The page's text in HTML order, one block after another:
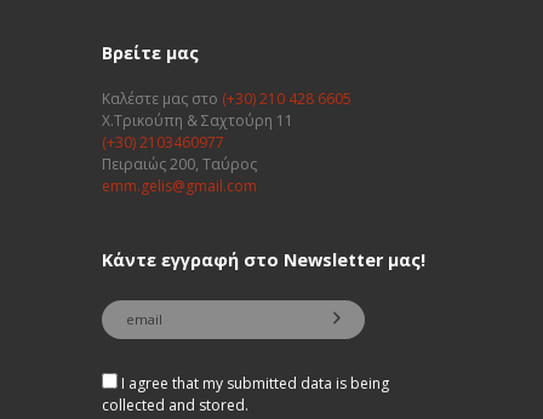
Βρείτε μας
Καλέστε μας στο (+30) 210 428 6605
Χ.Τρικούπη & Σαχτούρη 11
(+30) 2103460977
Πειραιώς 200, Ταύρος
emm.gelis@gmail.com
Κάντε εγγραφή στο Newsletter μας!
I agree that my submitted data is being
collected and stored.